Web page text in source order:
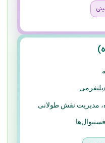
مدیریت نقش طولانی